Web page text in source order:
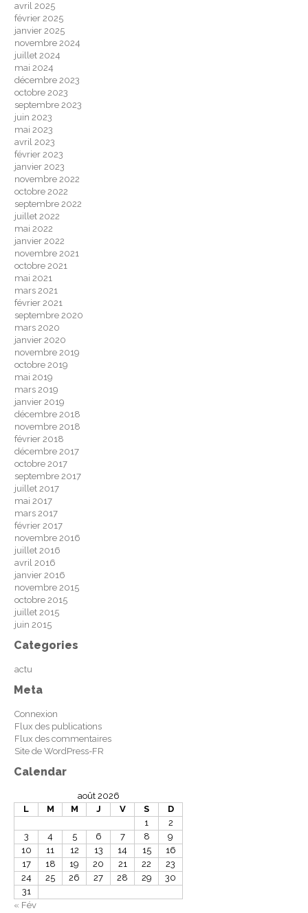
avril 2025
février 2025
janvier 2025
novembre 2024
juillet 2024
mai 2024
décembre 2023
octobre 2023
septembre 2023
juin 2023
mai 2023
avril 2023
février 2023
janvier 2023
novembre 2022
octobre 2022
septembre 2022
juillet 2022
mai 2022
janvier 2022
novembre 2021
octobre 2021
mai 2021
mars 2021
février 2021
septembre 2020
mars 2020
janvier 2020
novembre 2019
octobre 2019
mai 2019
mars 2019
janvier 2019
décembre 2018
novembre 2018
février 2018
décembre 2017
octobre 2017
septembre 2017
juillet 2017
mai 2017
mars 2017
février 2017
novembre 2016
juillet 2016
avril 2016
janvier 2016
novembre 2015
octobre 2015
juillet 2015
juin 2015
Categories
actu
Meta
Connexion
Flux des publications
Flux des commentaires
Site de WordPress-FR
Calendar
août 2026
L
M M J V S
D
1
2
3
4 5 6 7 8
9
10
11 12 13 14 15
16
17
18 19 20 21 22
23
24
25 26 27 28 29
30
31
« Fév